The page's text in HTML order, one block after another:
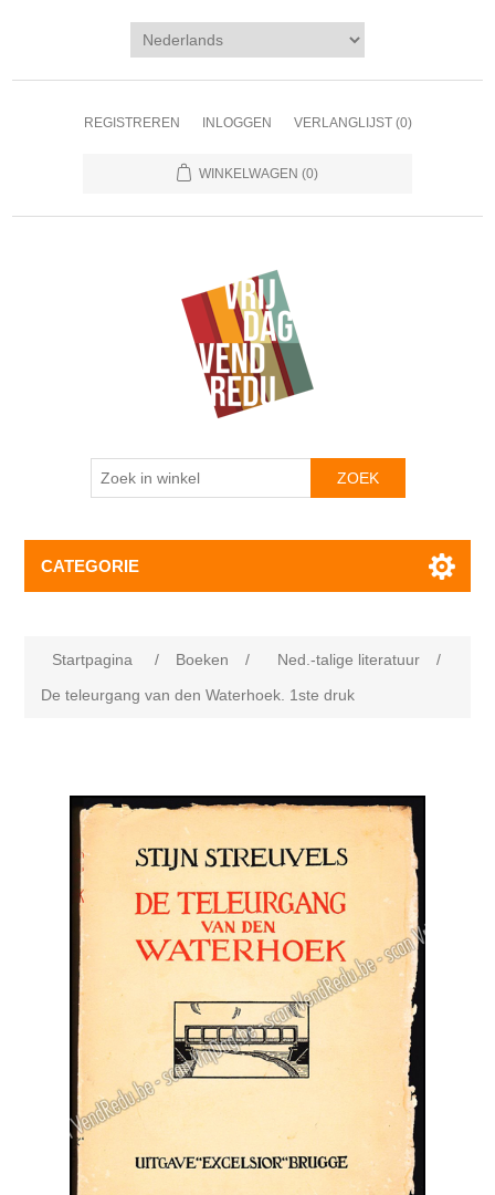
REGISTREREN INLOGGEN VERLANGLIJST (0)
WINKELWAGEN (0)
CATEGORIE
Startpagina / Boeken / Ned.-talige literatuur
/
De teleurgang van den Waterhoek. 1ste druk